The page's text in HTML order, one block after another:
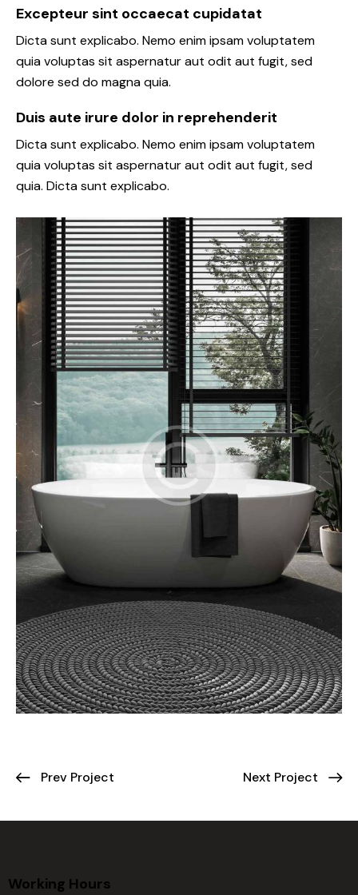
Excepteur sint occaecat cupidatat
Dicta sunt explicabo. Nemo enim ipsam voluptatem
quia voluptas sit aspernatur aut odit aut fugit, sed
dolore sed do magna quia.
Duis aute irure dolor in reprehenderit
Dicta sunt explicabo. Nemo enim ipsam voluptatem
quia voluptas sit aspernatur aut odit aut fugit, sed
quia. Dicta sunt explicabo.
Prev Project Next Project
Working Hours